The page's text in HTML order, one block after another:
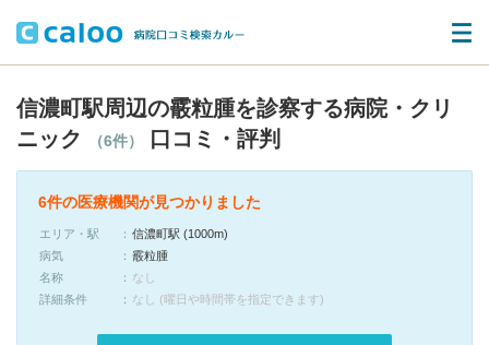
信濃町駅周辺の霰粒腫を診察する病院・クリ
ニック
（6件） 口コミ・評判
6件の医療機関が見つかりました
エリア・駅
信濃町駅 (1000m)
病気
霰粒腫
名称
なし
詳細条件
なし (曜日や時間帯を指定できます)